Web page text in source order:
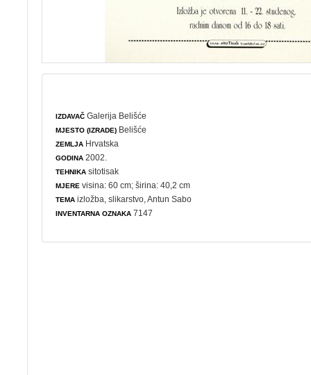
IZDAVAČ Galerija Belišće
MJESTO (IZRADE) Belišće
ZEMLJA Hrvatska
GODINA 2002.
TEHNIKA sitotisak
MJERE visina: 60 cm; širina: 40,2 cm
TEMA izložba ,slikarstvo , Antun Sabo
INVENTARNA OZNAKA 7147